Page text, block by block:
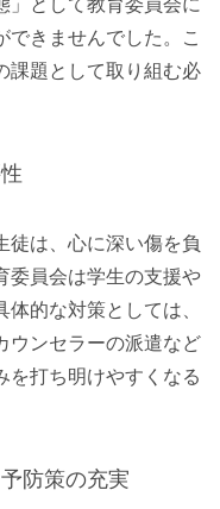
できませんでした。こ
課題として取り組む必
徒は、心に深い傷を負
委員会は学生の支援や
的な対策としては、
ウンセラーの派遣など
を打ち明けやすくなる
防策の充実